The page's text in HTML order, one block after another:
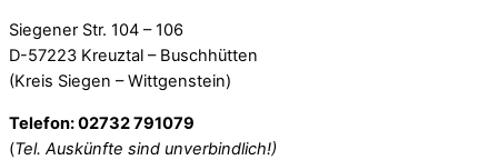
Siegener Str. 104 – 106
D-57223 Kreuztal – Buschhütten
(Kreis Siegen – Wittgenstein)
Telefon: 02732 791079
(Tel. Auskünfte sind unverbindlich!)